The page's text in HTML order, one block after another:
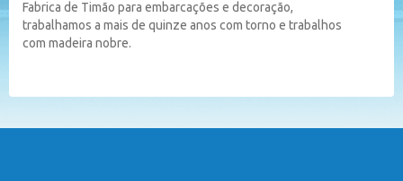
Fabrica de Timão para embarcações e decoração,
trabalhamos a mais de quinze anos com torno e trabalhos
com madeira nobre.